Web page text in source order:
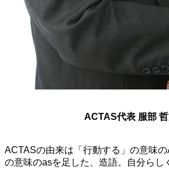
ACTAS代表 服部
ACTASの由来は「行動する」の意味の
の意味のasを足した、造語。自分らし